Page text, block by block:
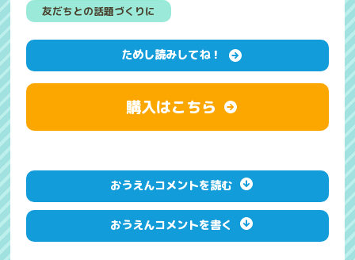
友だちとの話題づくりに
ためし読みしてね！
購入はこちら
おうえんコメントを読む
おうえんコメントを書く